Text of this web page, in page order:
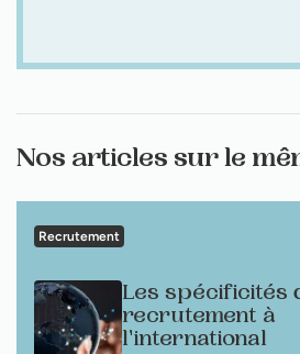
Nos articles sur le
Recrutement
Les spécificités
recrutement à
l'international